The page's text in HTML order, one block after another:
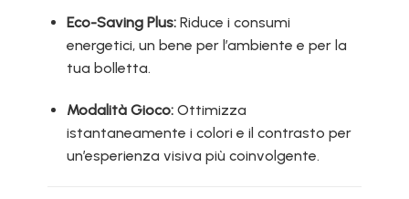
Eco-Saving Plus:Riduce i consumi
energetici, un bene per l’ambiente e per la
tua bolletta.
Modalità Gioco:Ottimizza
istantaneamente i colori e il contrasto per
un’esperienza visiva più coinvolgente.